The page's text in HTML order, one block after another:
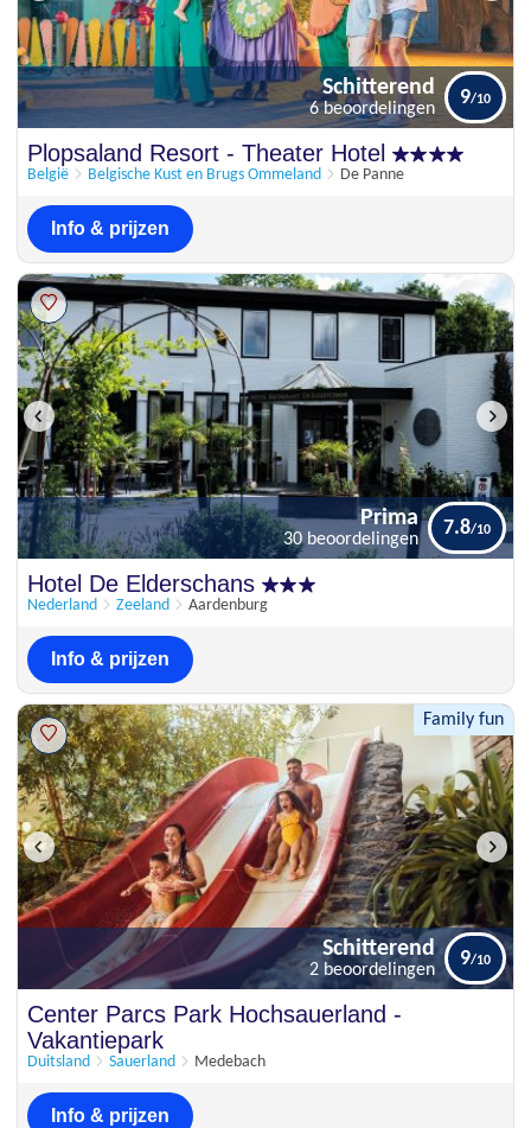
Schitterend
6 beoordelingen
9
Plopsaland Resort - Theater Hotel
België Belgische Kust en Brugs Ommeland De Panne
Schitterend
6 beoordelingen
9
Info & prijzen
Hotel De Elderschans
Nederland Zeeland Aardenburg
Prima
30 beoordelingen
7.8
Info & prijzen
Family fun
Schitterend
Center Parcs Park Hochsauerland -
Vakantiepark
Duitsland Sauerland Medebach
Schitterend
2 beoordelingen
9
Info & prijzen